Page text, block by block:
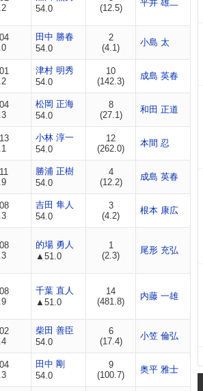
54.0
(12.5)
平井 雄二
田中 勝春
54.0
2
(4.1)
小島 太
津村 明秀
54.0
10
(142.3)
成島 英春
松岡 正海
54.0
8
(27.1)
和田 正道
小林 淳一
54.0
12
(262.0)
本間 忍
勝浦 正樹
54.0
4
(12.2)
成島 英春
吉田 隼人
54.0
3
(4.2)
根本 康広
的場 勇人
▲51.0
1
(2.3)
尾形 充弘
千葉 直人
▲51.0
14
(481.8)
内藤 一雄
柴田 善臣
54.0
6
(17.4)
小笠 倫弘
田中 剛
54.0
9
(100.7)
奥平 雅士